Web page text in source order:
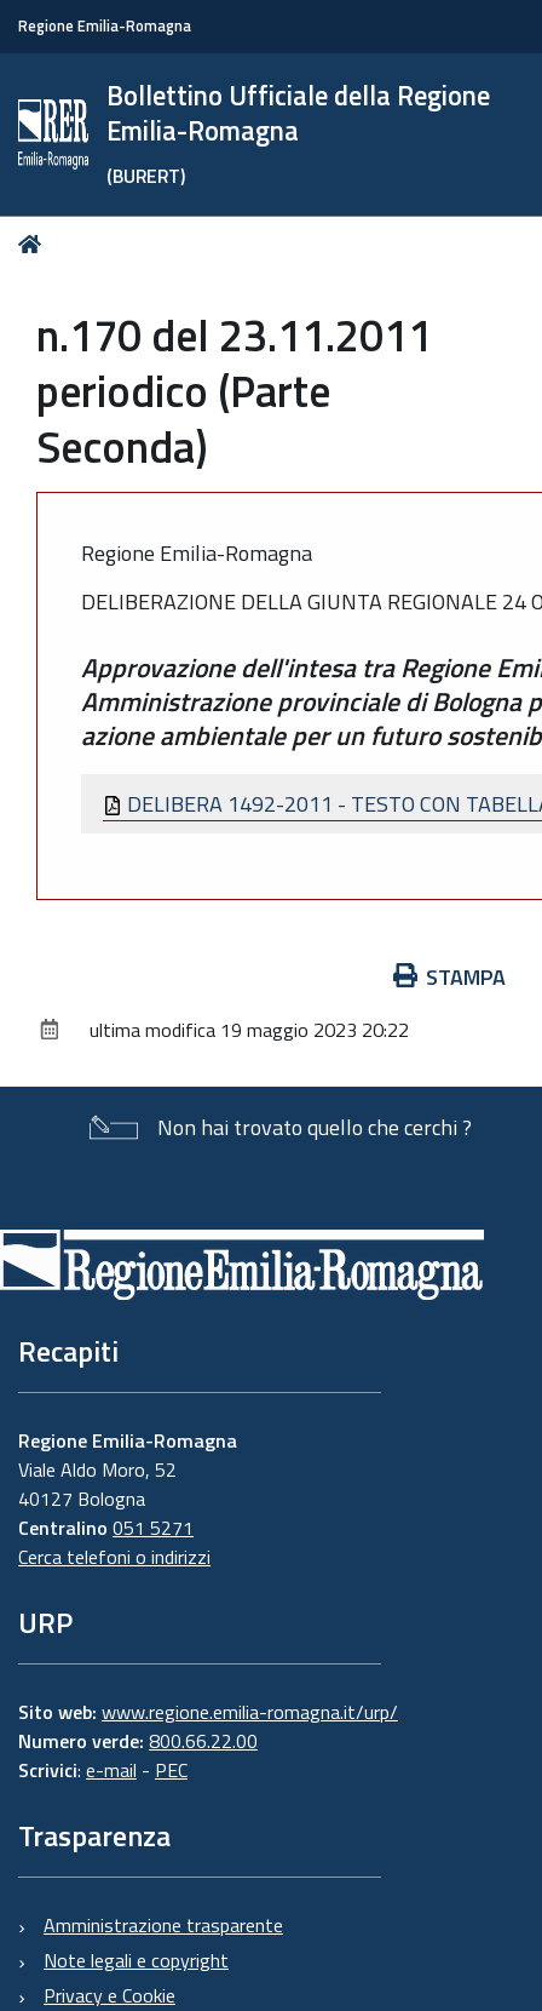
Regione Emilia-Romagna
Bollettino Ufficiale della Regione
Emilia-Romagna
(BURERT)
Tu
n.170 del 23.11.2011
periodico (Parte
Seconda)
Regione Emilia-Romagna
DELIBERAZIONE DELLA GIUNTA REGIONALE 24
Approvazione dell'intesa tra Regione
Amministrazione provinciale di Bologna
azione ambientale per un futuro
DELIBERA 1492-2011 - TESTO CON
documento
STAMPA
ultima modifica 19 maggio 2023 20:22
Non hai trovato quello che cerchi ?
di
pagina
Recapiti
Regione Emilia-Romagna
Viale Aldo Moro, 52
40127 Bologna
Centralino 051 5271
Cerca telefoni o indirizzi
URP
Sito web: www.regione.emilia-romagna.it/urp/
Numero verde: 800.66.22.00
Scrivici: e-mail - PEC
Trasparenza
Amministrazione trasparente
Note legali e copyright
Privacy e Cookie